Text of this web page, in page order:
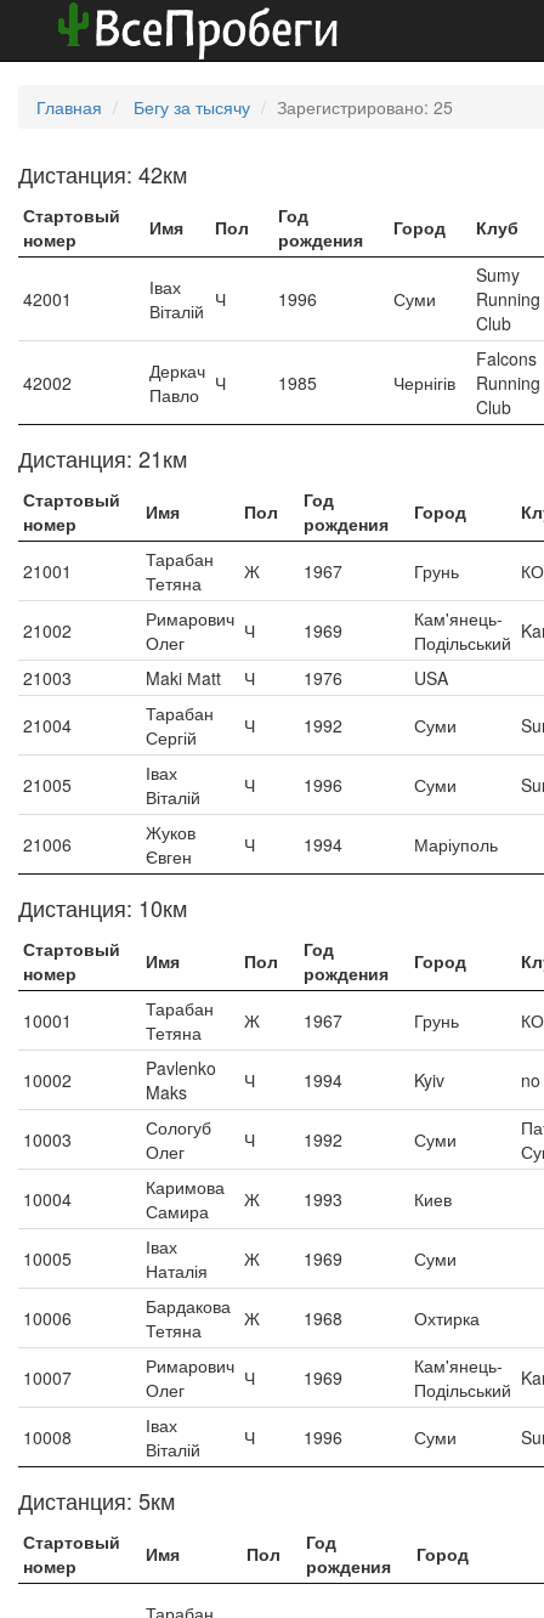
Главная Бегу за тысячу Зарегистрировано: 25
Дистанция: 42км
Стартовый
номер
Имя Пол
Год
рождения
Город Клуб
42001
Івах
Віталій Ч 1996 Суми
Sumy
Running
Club
42002
Деркач
Павло
Ч 1985 Чернігів
Falcons
Running
Club
Дистанция: 21км
Стартовый
номер
Имя Пол
Год
рождения
Город
21001
Тарабан
Тетяна
Ж 1967 Грунь
21002
Римарович
Олег
Ч 1969
Кам'янець-
Подільський
21003
Maki Мatt Ч 1976
USA
21004
Тарабан
Сергій
Ч 1992 Суми
21005
Івах
Віталій
Ч 1996 Суми
21006
Жуков
Євген
Ч 1994 Маріуполь
Дистанция: 10км
Стартовый
номер
Имя Пол
Год
рождения
Город
10001
Тарабан
Тетяна
Ж 1967 Грунь
10002
Pavlenko
Maks
Ч 1994 Kyiv
10003
Сологуб
Олег
Ч 1992 Суми
10004
Каримова
Самира
Ж 1993 Киев
10005
Івах
Наталія
Ж 1969 Суми
10006
Бардакова
Тетяна
Ж 1968 Охтирка
10007
Римарович
Олег
Ч 1969
Кам'янець-
Подільський
10008
Івах
Віталій
Ч 1996 Суми
Дистанция: 5км
Стартовый
номер
Имя Пол
Год
рождения
Город
Тарабан